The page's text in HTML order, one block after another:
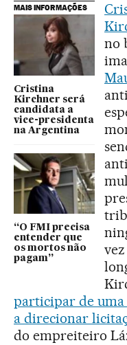
MAIS INFORMAÇÕES
Cristina
Kirchner será
candidata a
vice-presidenta
na Argentina
“O FMI precisa
entender que
os mortos não
pagam”
no
participar de uma
a direcionar
do empreiteiro